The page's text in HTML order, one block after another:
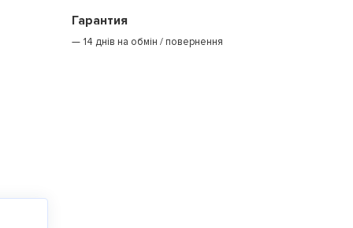
Гарантия
14 днів на обмін / повернення